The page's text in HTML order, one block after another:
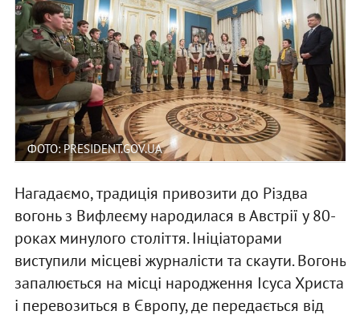
ФОТО: PRESIDENT.GOV.UA
Нагадаємо, традиція привозити до Різдва
вогонь з Вифлеєму народилася в Австрії у 80-
роках минулого століття. Ініціаторами
виступили місцеві журналісти та скаути. Вогонь
запалюється на місці народження Ісуса Христа
і перевозиться в Європу, де передається від